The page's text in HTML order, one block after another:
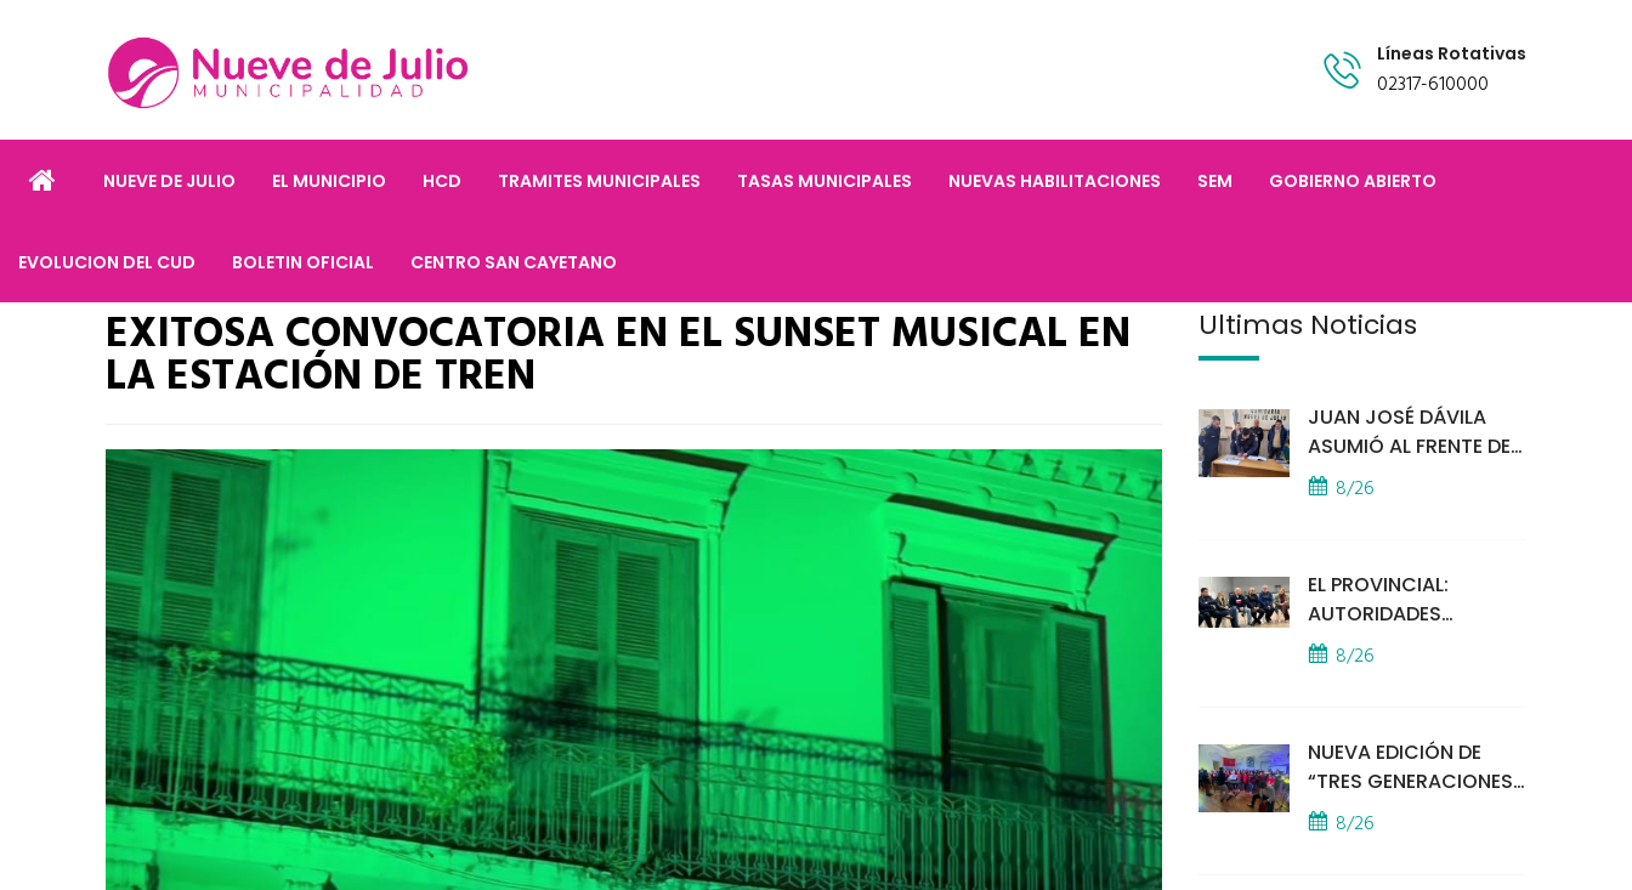
Líneas Rotativas
02317-610000
NUEVE DE JULIO EL MUNICIPIO HCD TRAMITES MUNICIPALES TASAS MUNICIPALES NUEVAS HABILITACIONES SEM GOBIERNO ABIERTO
EVOLUCION DEL CUD BOLETIN OFICIAL CENTRO SAN CAYETANO
EXITOSA CONVOCATORIA EN EL SUNSET MUSICAL EN
LA ESTACIÓN DE TREN
Últimas Noticias
JUAN JOSÉ DÁVILA
ASUMIÓ AL FRENTE DE
LA POLICÍA COMUNAL
8/26
EL PROVINCIAL:
AUTORIDADES
MUNICIPALES
MANTUVIERON UN
SEGURIDAD
8/26
NUEVA EDICIÓN DE
“TRES GENERACIONES
CANTAN”
8/26